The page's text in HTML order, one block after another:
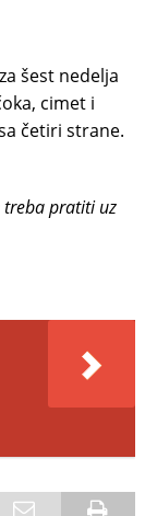
šest nedelja
cimet i
četiri strane.
treba pratiti uz